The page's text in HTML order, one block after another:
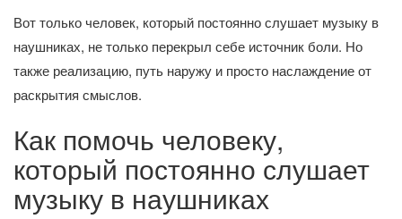
Вот только человек, который постоянно слушает музыку в
наушниках, не только перекрыл себе источник боли. Но
также реализацию, путь наружу и просто наслаждение от
раскрытия смыслов.
Как помочь человеку,
который постоянно слушает
музыку в наушниках